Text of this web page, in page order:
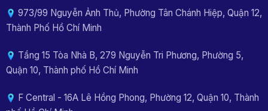
973/99 Nguyễn Ảnh Thủ, Phường Tân Chánh Hiệp, Quận 12,
Thành Phố Hồ Chí Minh
Tầng 15 Tòa Nhà B, 279 Nguyễn Tri Phương, Phường 5,
Quận 10, Thành phố Hồ Chí Minh
F Central - 16A Lê Hồng Phong, Phường 12, Quận 10, Thành